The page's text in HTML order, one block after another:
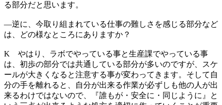
る部分だと思います。
―逆に、今取り組まれている仕事の難しさを感じる部分など
は、どの様なところにありますか？
K やはり、ラボでやっている事と生産課でやっている事
は、初歩の部分では共通している部分が多いのですが、スケ
ールが大きくなると注意する事が変わってきます。そして自
分の手を離れると、自分が出来る作業が必ずしも他の人が出
来るわけではないので、『誰もが・安全に・同じように』と